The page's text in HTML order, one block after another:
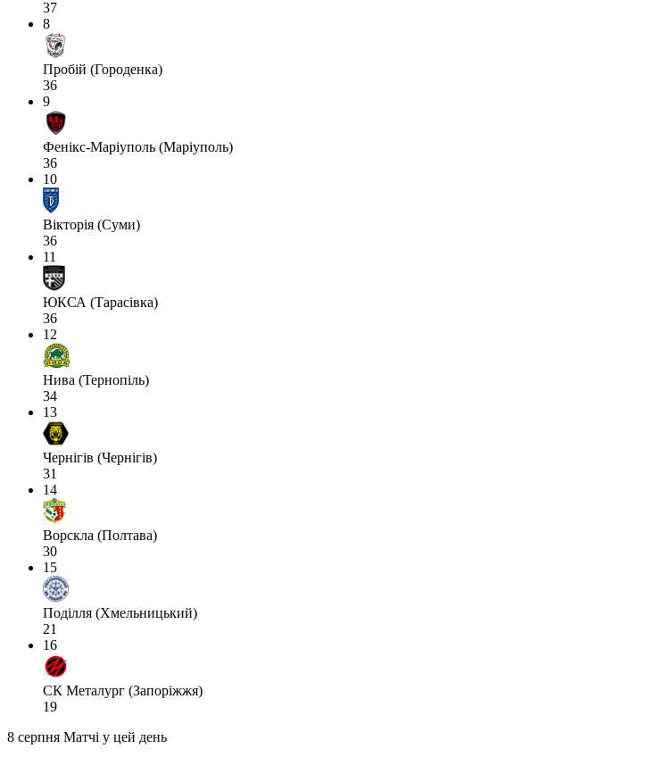
37
8
Пробій (Городенка)
36
9
Фенікс-Маріуполь (Маріуполь)
36
10
Вікторія (Суми)
36
11
ЮКСА (Тарасівка)
36
12
Нива (Тернопіль)
34
13
Чернігів (Чернігів)
31
14
Ворскла (Полтава)
30
15
Поділля (Хмельницький)
21
16
СК Металург (Запоріжжя)
19
8 серпня Матчі у цей день